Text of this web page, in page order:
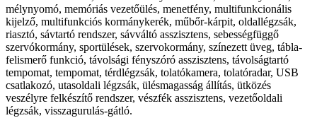
mélynyomó, memóriás vezetőülés, menetfény, multifunkcionális
kijelző, multifunkciós kormánykerék, műbőr-kárpit, oldallégzsák,
riasztó, sávtartó rendszer, sávváltó asszisztens, sebességfüggő
szervókormány, sportülések, szervokormány, színezett üveg, tábla-
felismerő funkció, távolsági fényszóró asszisztens, távolságtartó
tempomat, tempomat, térdlégzsák, tolatókamera, tolatóradar, USB
csatlakozó, utasoldali légzsák, ülésmagasság állítás, ütközés
veszélyre felkészítő rendszer, vészfék asszisztens, vezetőoldali
légzsák, visszagurulás-gátló.